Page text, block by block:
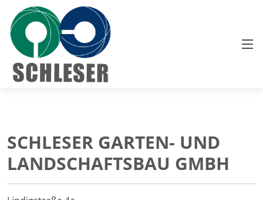
SCHLESER GARTEN- UND
LANDSCHAFTSBAU GMBH